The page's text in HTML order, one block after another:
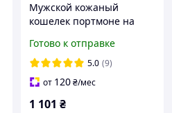
Мужской кожаный
кошелек портмоне на
прозрачным окном для
документов и
монетницей в
фирменной упаковке
Готово к отправке
5.0 (9)
от 120₴/мес
1 101 ₴